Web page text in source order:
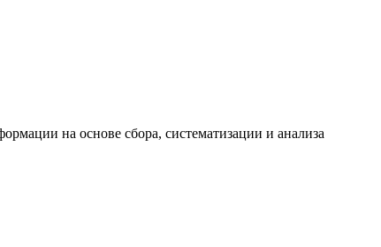
на основе сбора, систематизации и анализа